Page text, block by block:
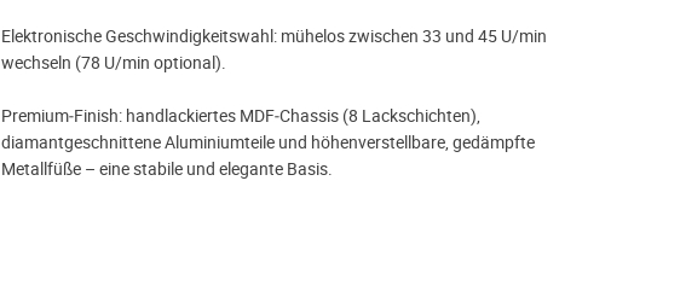
Elektronische Geschwindigkeitswahl: mühelos zwischen 33 und 45 U/min
wechseln (78 U/min optional).
Premium‑Finish: handlackiertes MDF‑Chassis (8 Lackschichten),
diamantgeschnittene Aluminiumteile und höhenverstellbare, gedämpfte
Metallfüße – eine stabile und elegante Basis.